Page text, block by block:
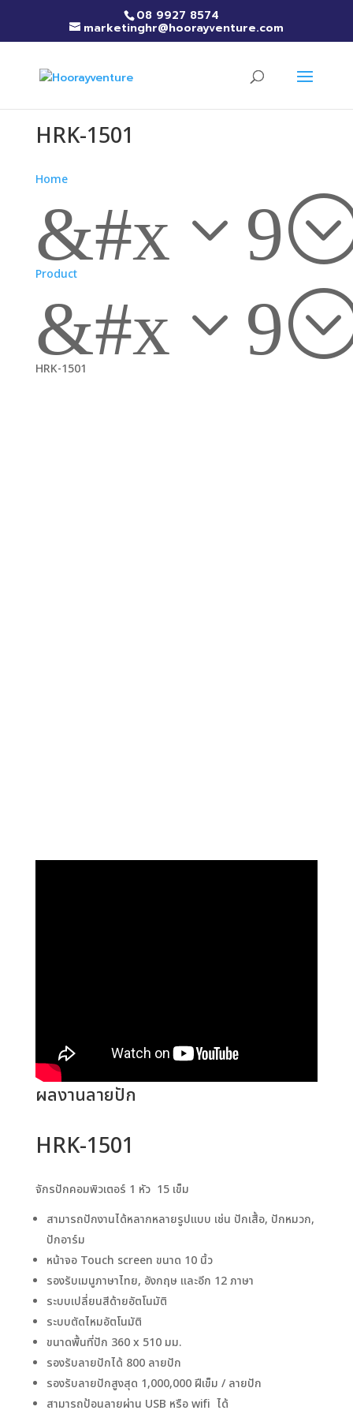
08 9927 8574
marketinghr@hoorayventure.com
HRK-1501
Home
Product
HRK-1501
ผลงานลายปัก
HRK-1501
จักรปักคอมพิวเตอร์ 1 หัว 15 เข็ม
สามารถปักงานได้หลากหลายรูปแบบ เช่น ปักเสื้อ, ปักหมวก,
ปักอาร์ม
หน้าจอ Touch screen ขนาด 10 นิ้ว
รองรับเมนูภาษาไทย, อังกฤษ เเละอีก 12 ภาษา
ระบบเปลี่ยนสีด้ายอัตโนมัติ
ระบบตัดไหมอัตโนมัติ
ขนาดพื้นที่ปัก 360 x 510 มม.
รองรับลายปักได้ 800 ลายปัก
รองรับลายปักสูงสุด 1,000,000 ฝีเข็ม / ลายปัก
สามารถป้อนลายผ่าน USB หรือ wifi ได้